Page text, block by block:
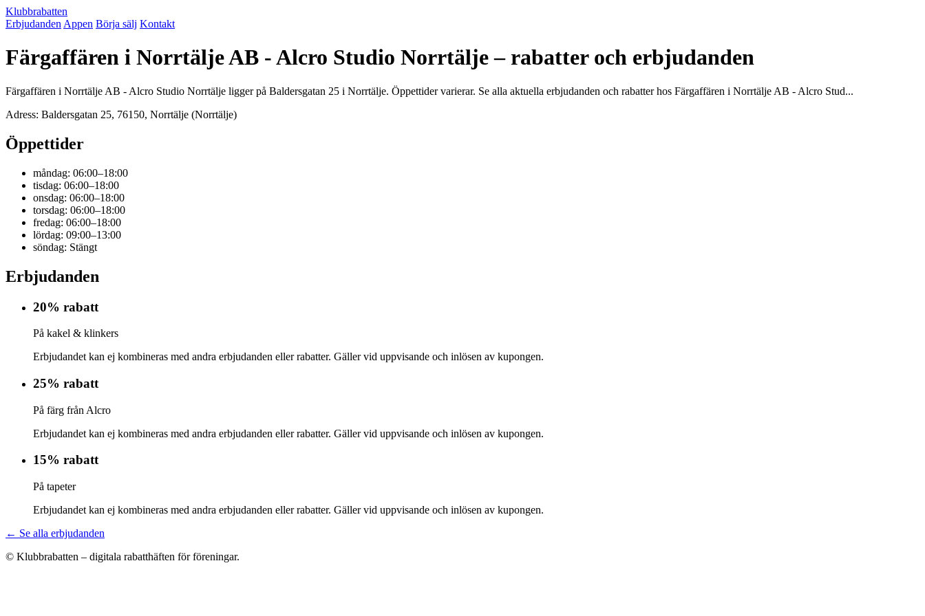
Klubbrabatten
Erbjudanden Appen Börja sälj Kontakt
Färgaffären i Norrtälje AB - Alcro Studio Norrtälje – rabatter och erbjudanden
Färgaffären i Norrtälje AB - Alcro Studio Norrtälje ligger på Baldersgatan 25 i Norrtälje. Öppettider varierar. Se alla aktuella erbjudanden och rabatter hos Färgaffären i Norrtälje AB - Alcro Stud...
Adress: Baldersgatan 25, 76150, Norrtälje (Norrtälje)
Öppettider
måndag: 06:00–18:00
tisdag: 06:00–18:00
onsdag: 06:00–18:00
torsdag: 06:00–18:00
fredag: 06:00–18:00
lördag: 09:00–13:00
söndag: Stängt
Erbjudanden
20% rabatt
På kakel & klinkers
Erbjudandet kan ej kombineras med andra erbjudanden eller rabatter. Gäller vid uppvisande och inlösen av kupongen.
25% rabatt
På färg från Alcro
Erbjudandet kan ej kombineras med andra erbjudanden eller rabatter. Gäller vid uppvisande och inlösen av kupongen.
15% rabatt
På tapeter
Erbjudandet kan ej kombineras med andra erbjudanden eller rabatter. Gäller vid uppvisande och inlösen av kupongen.
← Se alla erbjudanden
© Klubbrabatten – digitala rabatthäften för föreningar.